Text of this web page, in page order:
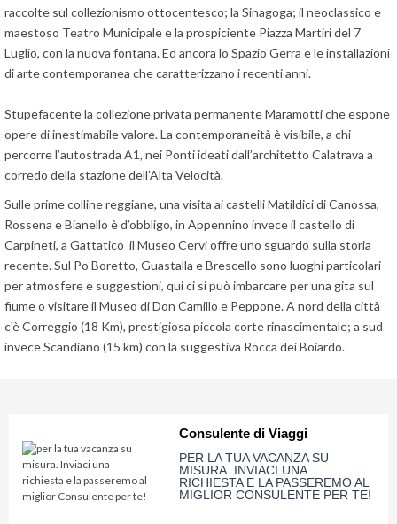
raccolte sul collezionismo ottocentesco; la Sinagoga; il neoclassico e
maestoso Teatro Municipale e la prospiciente Piazza Martiri del 7
Luglio, con la nuova fontana. Ed ancora lo Spazio Gerra e le installazioni
di arte contemporanea che caratterizzano i recenti anni.
Stupefacente la collezione privata permanente Maramotti che espone
opere di inestimabile valore. La contemporaneità è visibile, a chi
percorre l’autostrada A1, nei Ponti ideati dall’architetto Calatrava a
corredo della stazione dell’Alta Velocità.
Sulle prime colline reggiane, una visita ai castelli Matildici di Canossa,
Rossena e Bianello è d’obbligo, in Appennino invece il castello di
Carpineti, a Gattatico il Museo Cervi offre uno sguardo sulla storia
recente. Sul Po Boretto, Guastalla e Brescello sono luoghi particolari
per atmosfere e suggestioni, qui ci si può imbarcare per una gita sul
fiume o visitare il Museo di Don Camillo e Peppone. A nord della città
c'è Correggio (18 Km), prestigiosa piccola corte rinascimentale; a sud
invece Scandiano (15 km) con la suggestiva Rocca dei Boiardo.
Consulente di Viaggi
PER LA TUA VACANZA SU
MISURA. INVIACI UNA
RICHIESTA E LA PASSEREMO AL
MIGLIOR CONSULENTE PER TE!